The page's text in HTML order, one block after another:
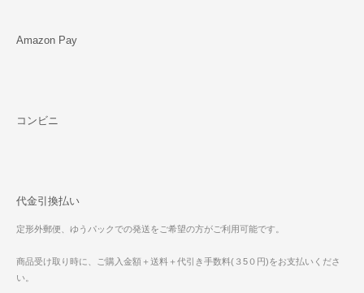
Amazon Pay
コンビニ
代金引換払い
定形外郵便、ゆうパックでの発送をご希望の方がご利用可能です。
商品受け取り時に、ご購入金額＋送料＋代引き手数料(３5０円)をお支払いくださ
い。